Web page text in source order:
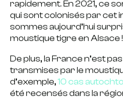
rapidement. En 2021, ce
qui sont colonisés par cet
sommes aujourd’hui
moustique tigre en Alsace !
De plus, la France n’est
transmises par le
d’exemple,10 cas
été recensés dans la